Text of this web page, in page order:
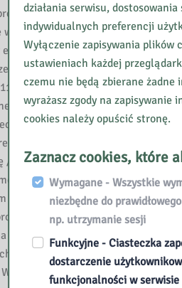
// Meritum.- 2013, nr
klasach 1-3 // W Cyfrowej Szkole.
polonistycznej // Życie
Scottie Go! : jak wykorzystać
Dod. „Biblioteka – Centrum
zamówienie // Meritum 2017, nr 4,
programowania? // Meritum. –
Szkoły.- 2017, nr 1, s. 56-59.
Dyrektor Szkoły. – 2018, nr 8, s.
zaprzyjaźnić się z
panteonie // Dyrektor Szkoły. –
w środowisku Snap! //
Snap! // W Cyfrowej Szkole. –
// W Cyfrowej Szkole. – 2018, nr
Szkole. – 2019, nr 2, s. 36-
działania serwisu,
indywidualnych preferencji
Wyłączenie zapisywania plików
ustawieniach każdej
czemu nie będą zbierane żadne
wyrażasz zgody na zapisywanie
cookies należy opuścić stronę.
Zaznacz cookies, które
Wymagane - Wszystkie
niezbędne do
np. utrzymanie sesji
Funkcyjne - Ciasteczka
dostarczenie
funkcjonalności w serwisie